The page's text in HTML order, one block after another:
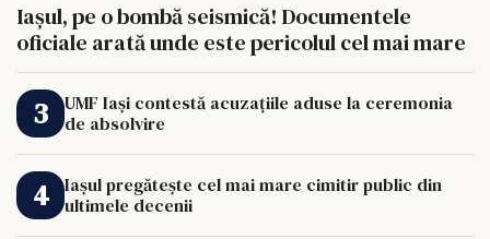
Iașul, pe o bombă seismică! Documentele
oficiale arată unde este pericolul cel mai mare
UMF Iași contestă acuzațiile aduse la ceremonia
de absolvire
Iașul pregătește cel mai mare cimitir public din
ultimele decenii